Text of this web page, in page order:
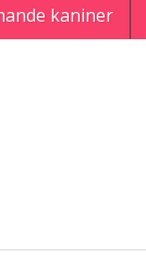
kaniner